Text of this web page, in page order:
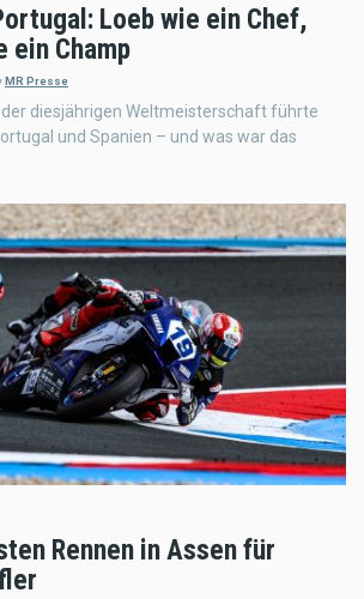
Loeb wie ein Chef,
ein Champ
MR Presse
diesjährigen Weltmeisterschaft führte
und Spanien – und was war das
Rennen in Assen für